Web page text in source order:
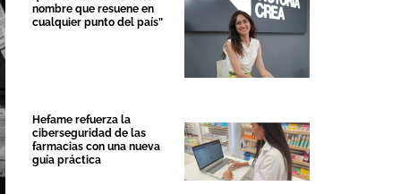
nombre que resuene en
cualquier punto del país”
Hefame refuerza la
ciberseguridad de las
farmacias con una nueva
guía práctica